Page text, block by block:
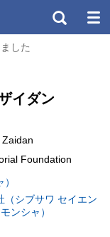
した
イダン
Foundation
（シブサワ セイエン
ンシャ）